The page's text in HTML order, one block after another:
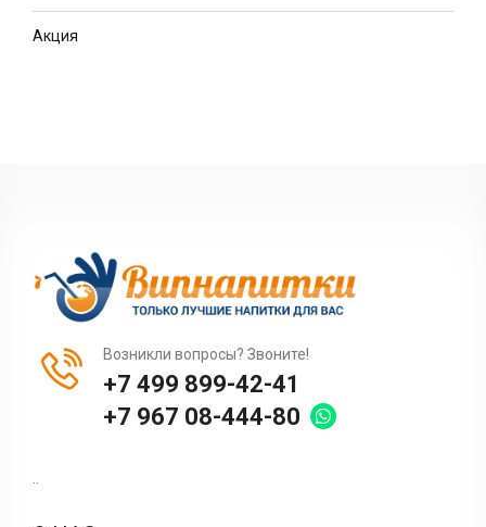
Акция
Возникли вопросы? Звоните!
+7 499 899-42-41
+7 967 08-444-80
..